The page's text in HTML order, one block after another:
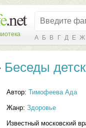
А Б В Г Д Е Ж
Беседы
Автор: Тимофеева Ада
Жанр: Здоровье
Известный московский